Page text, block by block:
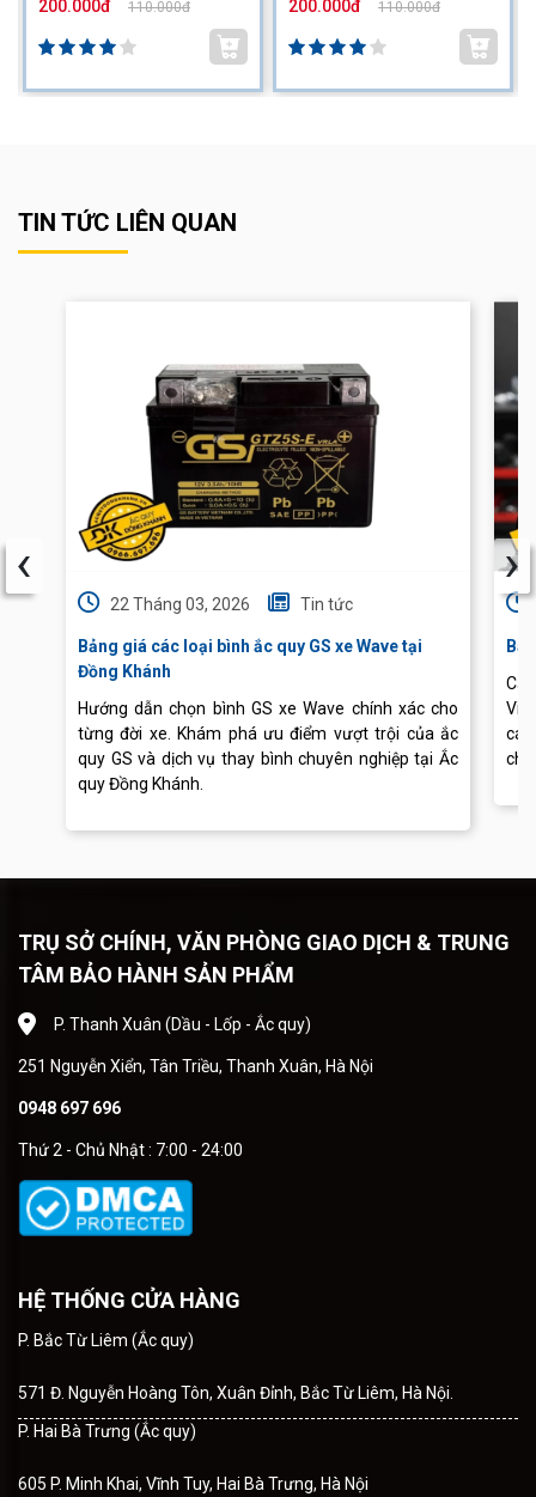
200.000đ 110.000đ 200.000đ 110.000đ
TIN TỨC LIÊN QUAN
22 Tháng 03, 2026 Tin tức
Bảng giá các loại bình ắc quy GS xe Wave tại
Đồng Khánh
Hướng dẫn chọn bình GS xe Wave chính xác cho
từng đời xe. Khám phá ưu điểm vượt trội của ắc
quy GS và dịch vụ thay bình chuyên nghiệp tại Ắc
quy Đồng Khánh.
‹ ›
TRỤ SỞ CHÍNH, VĂN PHÒNG GIAO DỊCH & TRUNG
TÂM BẢO HÀNH SẢN PHẨM
P. Thanh Xuân (Dầu - Lốp - Ắc quy)
251 Nguyễn Xiển, Tân Triều, Thanh Xuân, Hà Nội
0948 697 696
Thứ 2 - Chủ Nhật : 7:00 - 24:00
HỆ THỐNG CỬA HÀNG
P. Bắc Từ Liêm (Ắc quy)
571 Đ. Nguyễn Hoàng Tôn, Xuân Đỉnh, Bắc Từ Liêm, Hà Nội.
P. Hai Bà Trưng (Ắc quy)
605 P. Minh Khai, Vĩnh Tuy, Hai Bà Trưng, Hà Nội